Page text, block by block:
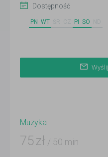
Dostępność
PN WT PI SO
Muzyka
75 zł / 50 min